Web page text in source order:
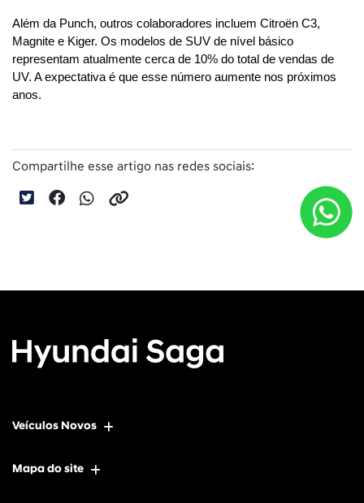
Além da Punch, outros colaboradores incluem Citroën C3,
Magnite e Kiger. Os modelos de SUV de nível básico
representam atualmente cerca de 10% do total de vendas de
UV. A expectativa é que esse número aumente nos próximos
anos.
Compartilhe esse artigo nas redes sociais:
Veículos Novos
Mapa do site